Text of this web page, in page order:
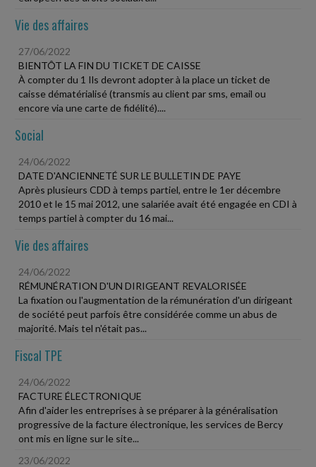
Vie des affaires
27/06/2022
BIENTÔT LA FIN DU TICKET DE CAISSE
À compter du 1 Ils devront adopter à la place un ticket de
caisse dématérialisé (transmis au client par sms, email ou
encore via une carte de fidélité)....
Social
24/06/2022
DATE D'ANCIENNETÉ SUR LE BULLETIN DE PAYE
Après plusieurs CDD à temps partiel, entre le 1er décembre
2010 et le 15 mai 2012, une salariée avait été engagée en CDI à
temps partiel à compter du 16 mai...
Vie des affaires
24/06/2022
RÉMUNÉRATION D'UN DIRIGEANT REVALORISÉE
La fixation ou l'augmentation de la rémunération d'un dirigeant
de société peut parfois être considérée comme un abus de
majorité. Mais tel n'était pas...
Fiscal TPE
24/06/2022
FACTURE ÉLECTRONIQUE
Afin d'aider les entreprises à se préparer à la généralisation
progressive de la facture électronique, les services de Bercy
ont mis en ligne sur le site...
23/06/2022